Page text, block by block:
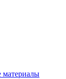
материалы